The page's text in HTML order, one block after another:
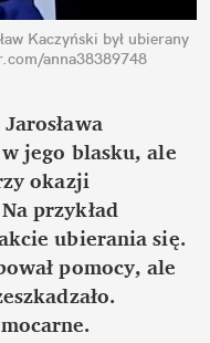
Kaczyński był ubierany
anna38389748
jego blasku, ale
okazji
przykład
ubierania się.
pomocy, ale